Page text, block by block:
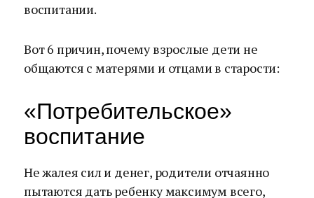
воспитании.
Вот 6 причин, почему взрослые дети не
общаются с матерями и отцами в старости:
«Потребительское»
воспитание
Не жалея сил и денег, родители отчаянно
пытаются дать ребенку максимум всего,